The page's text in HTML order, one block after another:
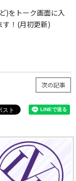
)をトーク画面に入
す！(月初更新)
次の記事